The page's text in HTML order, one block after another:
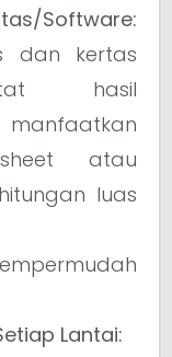
Software:
dan kertas
hasil
atau
luas
Lantai: